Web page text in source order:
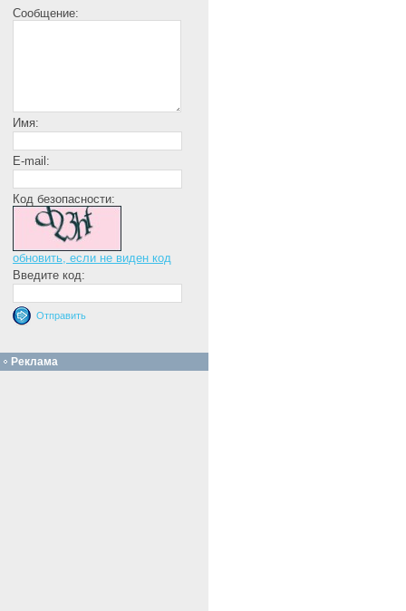
Сообщение:
Имя:
E-mail:
Код безопасности:
обновить, если не виден код
Введите код:
Реклама